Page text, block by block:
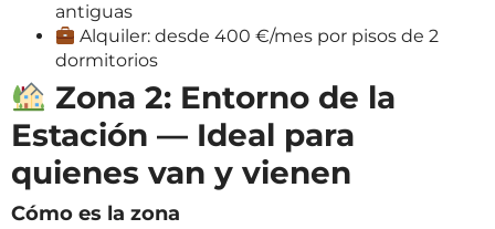
antiguas
Alquiler: desde 400 €/mes por pisos de 2
dormitorios
Zona 2: Entorno de la
Estación — Ideal para
quienes van y vienen
Cómo es la zona